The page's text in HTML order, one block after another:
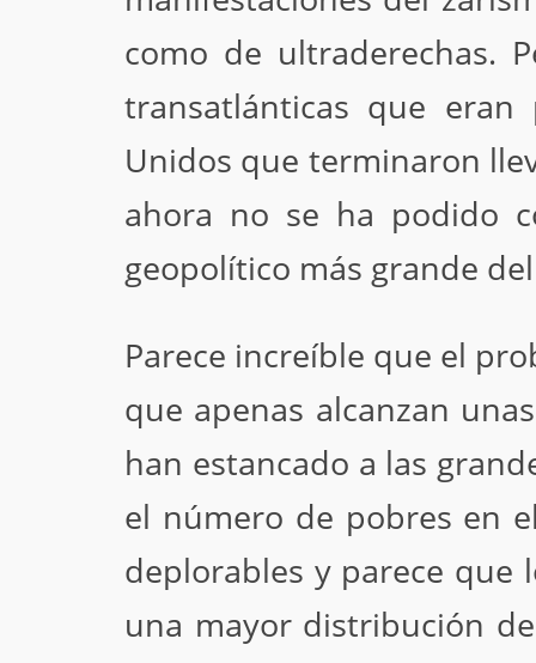
como de ultraderechas.
transatlánticas que
Unidos que terminaron
ahora no se ha podido
geopolítico más grande
Parece increíble que el
que apenas alcanzan
han estancado a las
el número de pobres en
deplorables y parece que
una mayor distribución